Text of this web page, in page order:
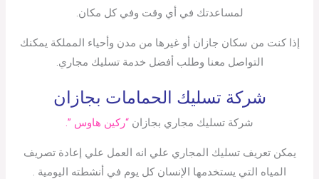
لمساعدتك في أي وقت وفي كل مكان.
إذا كنت من سكان جازان أو غيرها من مدن وأحياء المملكة يمكنك
التواصل معنا وطلب أفضل خدمة تسليك مجاري.
شركة تسليك الحمامات بجازان
شركة تسليك مجاري بجازان “ركين هاوس ”.
يمكن تعريف تسليك المجاري علي انه العمل علي إعادة تصريف
المياه التي يستخدمها الإنسان كل يوم في أنشطته اليومية .